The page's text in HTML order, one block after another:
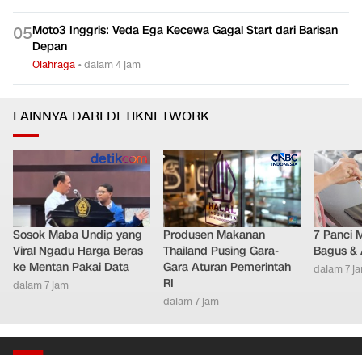
05Moto3 Inggris: Veda Ega Kecewa Gagal Start dari Barisan
Depan
Olahraga •dalam 4 jam
LAINNYA DARI DETIKNETWORK
Sosok Maba Undip yang
Viral Ngadu Harga Beras
ke Mentan Pakai Data
dalam 7 jam
Produsen Makanan
Thailand Pusing Gara-
Gara Aturan Pemerintah
RI
dalam 7 jam
7 Panci
Bagus &
dalam 7